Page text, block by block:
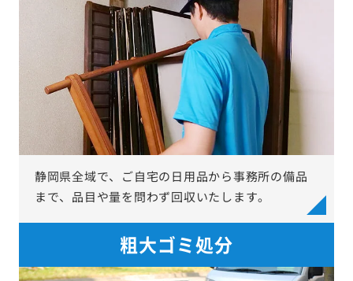
静岡県全域で、ご自宅の日用品から事務所の備品
まで、品目や量を問わず回収いたします。
粗大ゴミ処分